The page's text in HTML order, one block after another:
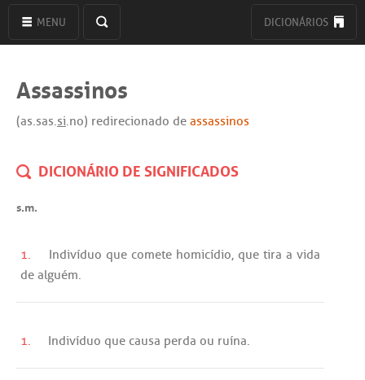
MENU DICIONÁRIOS
Assassinos
(as.sas.si.no) redirecionado de assassinos
DICIONÁRIO DE SIGNIFICADOS
s.m.
1. Indivíduo que comete homicídio, que tira a vida
de alguém.
1. Indivíduo que causa perda ou ruína.